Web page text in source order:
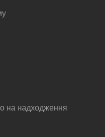
на надходження